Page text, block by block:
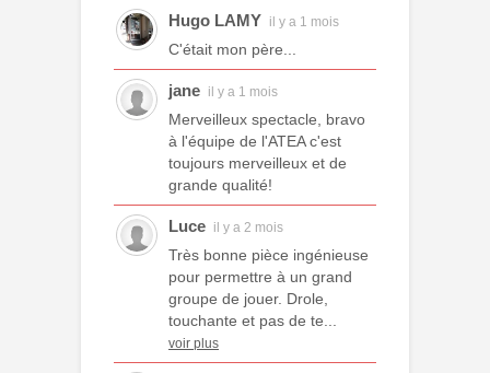
Hugo LAMY il y a 1 mois
C'était mon père...
jane il y a 1 mois
Merveilleux spectacle, bravo
à l'équipe de l'ATEA c'est
toujours merveilleux et de
grande qualité!
Luce il y a 2 mois
Très bonne pièce ingénieuse
pour permettre à un grand
groupe de jouer. Drole,
touchante et pas de te...
voir plus